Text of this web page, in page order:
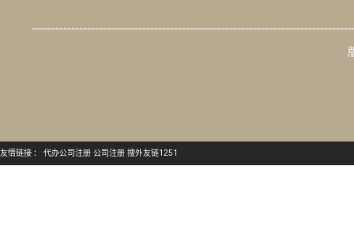
友情链接 ： 代办公司注册 公司注册 搜外友链1251